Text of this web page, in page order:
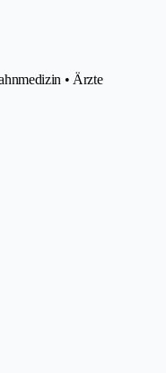
• Ärzte